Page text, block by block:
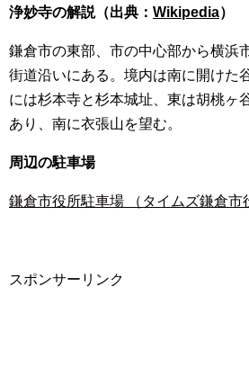
浄妙寺の解説（出典： Wikipedia）
鎌倉市の東部、市の中心部から横浜
街道沿いにある。境内は南に開けた
には杉本寺と杉本城址、東は胡桃ヶ
あり、南に衣張山を望む。
周辺の駐車場
鎌倉市役所駐車場 （タイムズ鎌倉市
スポンサーリンク